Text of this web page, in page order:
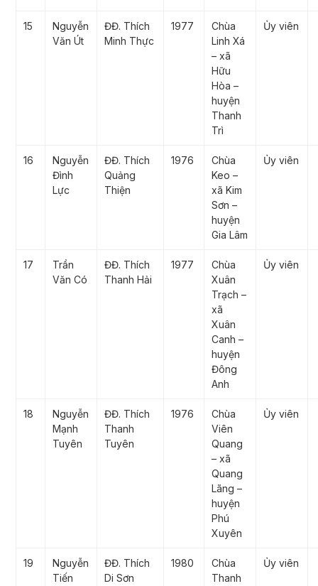
15
Nguyễn
Văn Út
ĐĐ. Thích
Minh Thực
1977
Chùa
Linh Xá
– xã
Hữu
Hòa –
huyện
Thanh
Trì
Ủy viên
16
Nguyễn
Đình
Lực
ĐĐ. Thích
Quảng
Thiện
1976
Chùa
Keo –
xã Kim
Sơn –
huyện
Gia Lâm
Ủy viên
17
Trần
Văn Có
ĐĐ. Thích
Thanh Hải
1977
Chùa
Xuân
Trạch –
xã
Xuân
Canh –
huyện
Đông
Anh
Ủy viên
18
Nguyễn
Mạnh
Tuyên
ĐĐ. Thích
Thanh
Tuyên
1976
Chùa
Viên
Quang
– xã
Quang
Lãng –
huyện
Phú
Xuyên
Ủy viên
19
Nguyễn
Tiến
ĐĐ. Thích
Di Sơn
1980
Chùa
Thanh
Ủy viên